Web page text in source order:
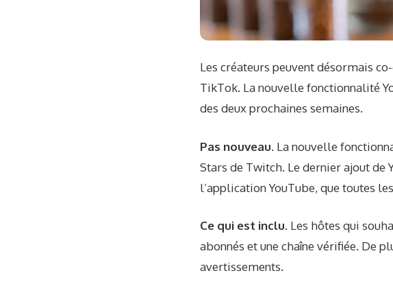
Les créateurs peuvent désormais
TikTok. La nouvelle fonctionnalité
des deux prochaines semaines.
Pas nouveau. La nouvelle
Stars de Twitch. Le dernier ajout de
l’application YouTube, que toutes
Ce qui est inclu. Les hôtes qui
abonnés et une chaîne vérifiée. De
avertissements.